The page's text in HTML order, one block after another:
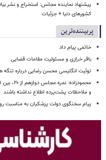
پیشنهاد نماینده مجلس: استخراج و نشر
کشورهای دنیا + جزئیات
پربیننده‌ترین
خاتمی پیام داد
باقر خرازی و مسئولیت مقامات قضایی
توئیت انگلیسی محسن رضایی درباره تنگه
و ملاحظات پشت‌پرده اطلاع نداشته باشند
پیام سخنگوی دولت پزشکیان به مناسبت